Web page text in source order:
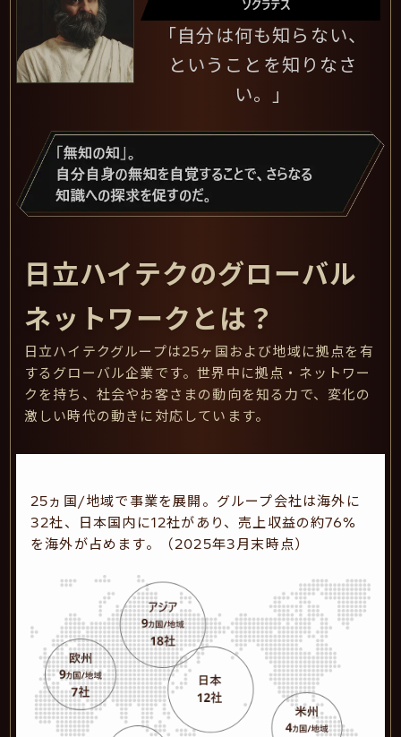
「自分は何も知らない、
ということを知りなさ
い。」
日立ハイテクのグローバル
ネットワークとは？
日立ハイテクグループは25ヶ国および地域に拠点を有
するグローバル企業です。世界中に拠点・ネットワー
クを持ち、社会やお客さまの動向を知る力で、変化の
激しい時代の動きに対応しています。
25ヵ国/地域で事業を展開。グループ会社は海外に
32社、日本国内に12社があり、売上収益の約76%
を海外が占めます。（2025年3月末時点）